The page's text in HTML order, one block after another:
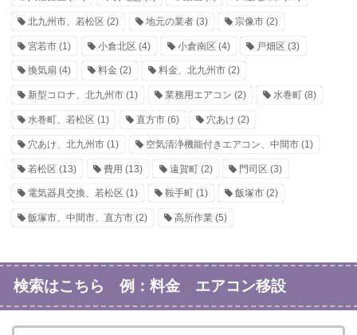
北九州市、若松区 (2) 地元の業者(3) 宗像市(2)
宮若市 (1) 小倉北区 (4) 小倉南区 (4) 戸畑区 (3)
換気扇 (4) 料金 (2) 料金、北九州市(2)
新型コロナ、北九州市 (1) 業務用エアコン (2) 水巻町(8)
水巻町、若松区 (1) 直方市(6) 穴あけ (2)
穴あけ、北九州市 (1) 空気清浄機能付きエアコン、中間市(1)
若松区 (13) 費用 (13) 遠賀町(2) 門司区 (3)
電気器具交換、若松区 (1) 鞍手町(1) 飯塚市(2)
飯塚市、中間市、直方市 (2) 高所作業(5)
検索はこちら 例：料金 エアコン移設